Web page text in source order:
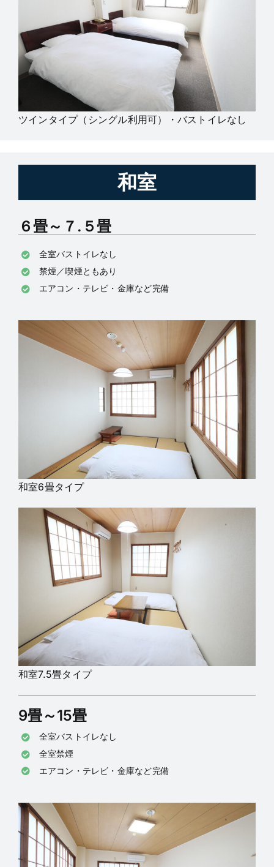
ツインタイプ（シングル利用可）・バストイレなし
和室
６畳～７.５畳
全室バストイレなし
禁煙／喫煙ともあり
エアコン・テレビ・金庫など完備
和室6畳タイプ
和室7.5畳タイプ
9畳～15畳
全室バストイレなし
全室禁煙
エアコン・テレビ・金庫など完備